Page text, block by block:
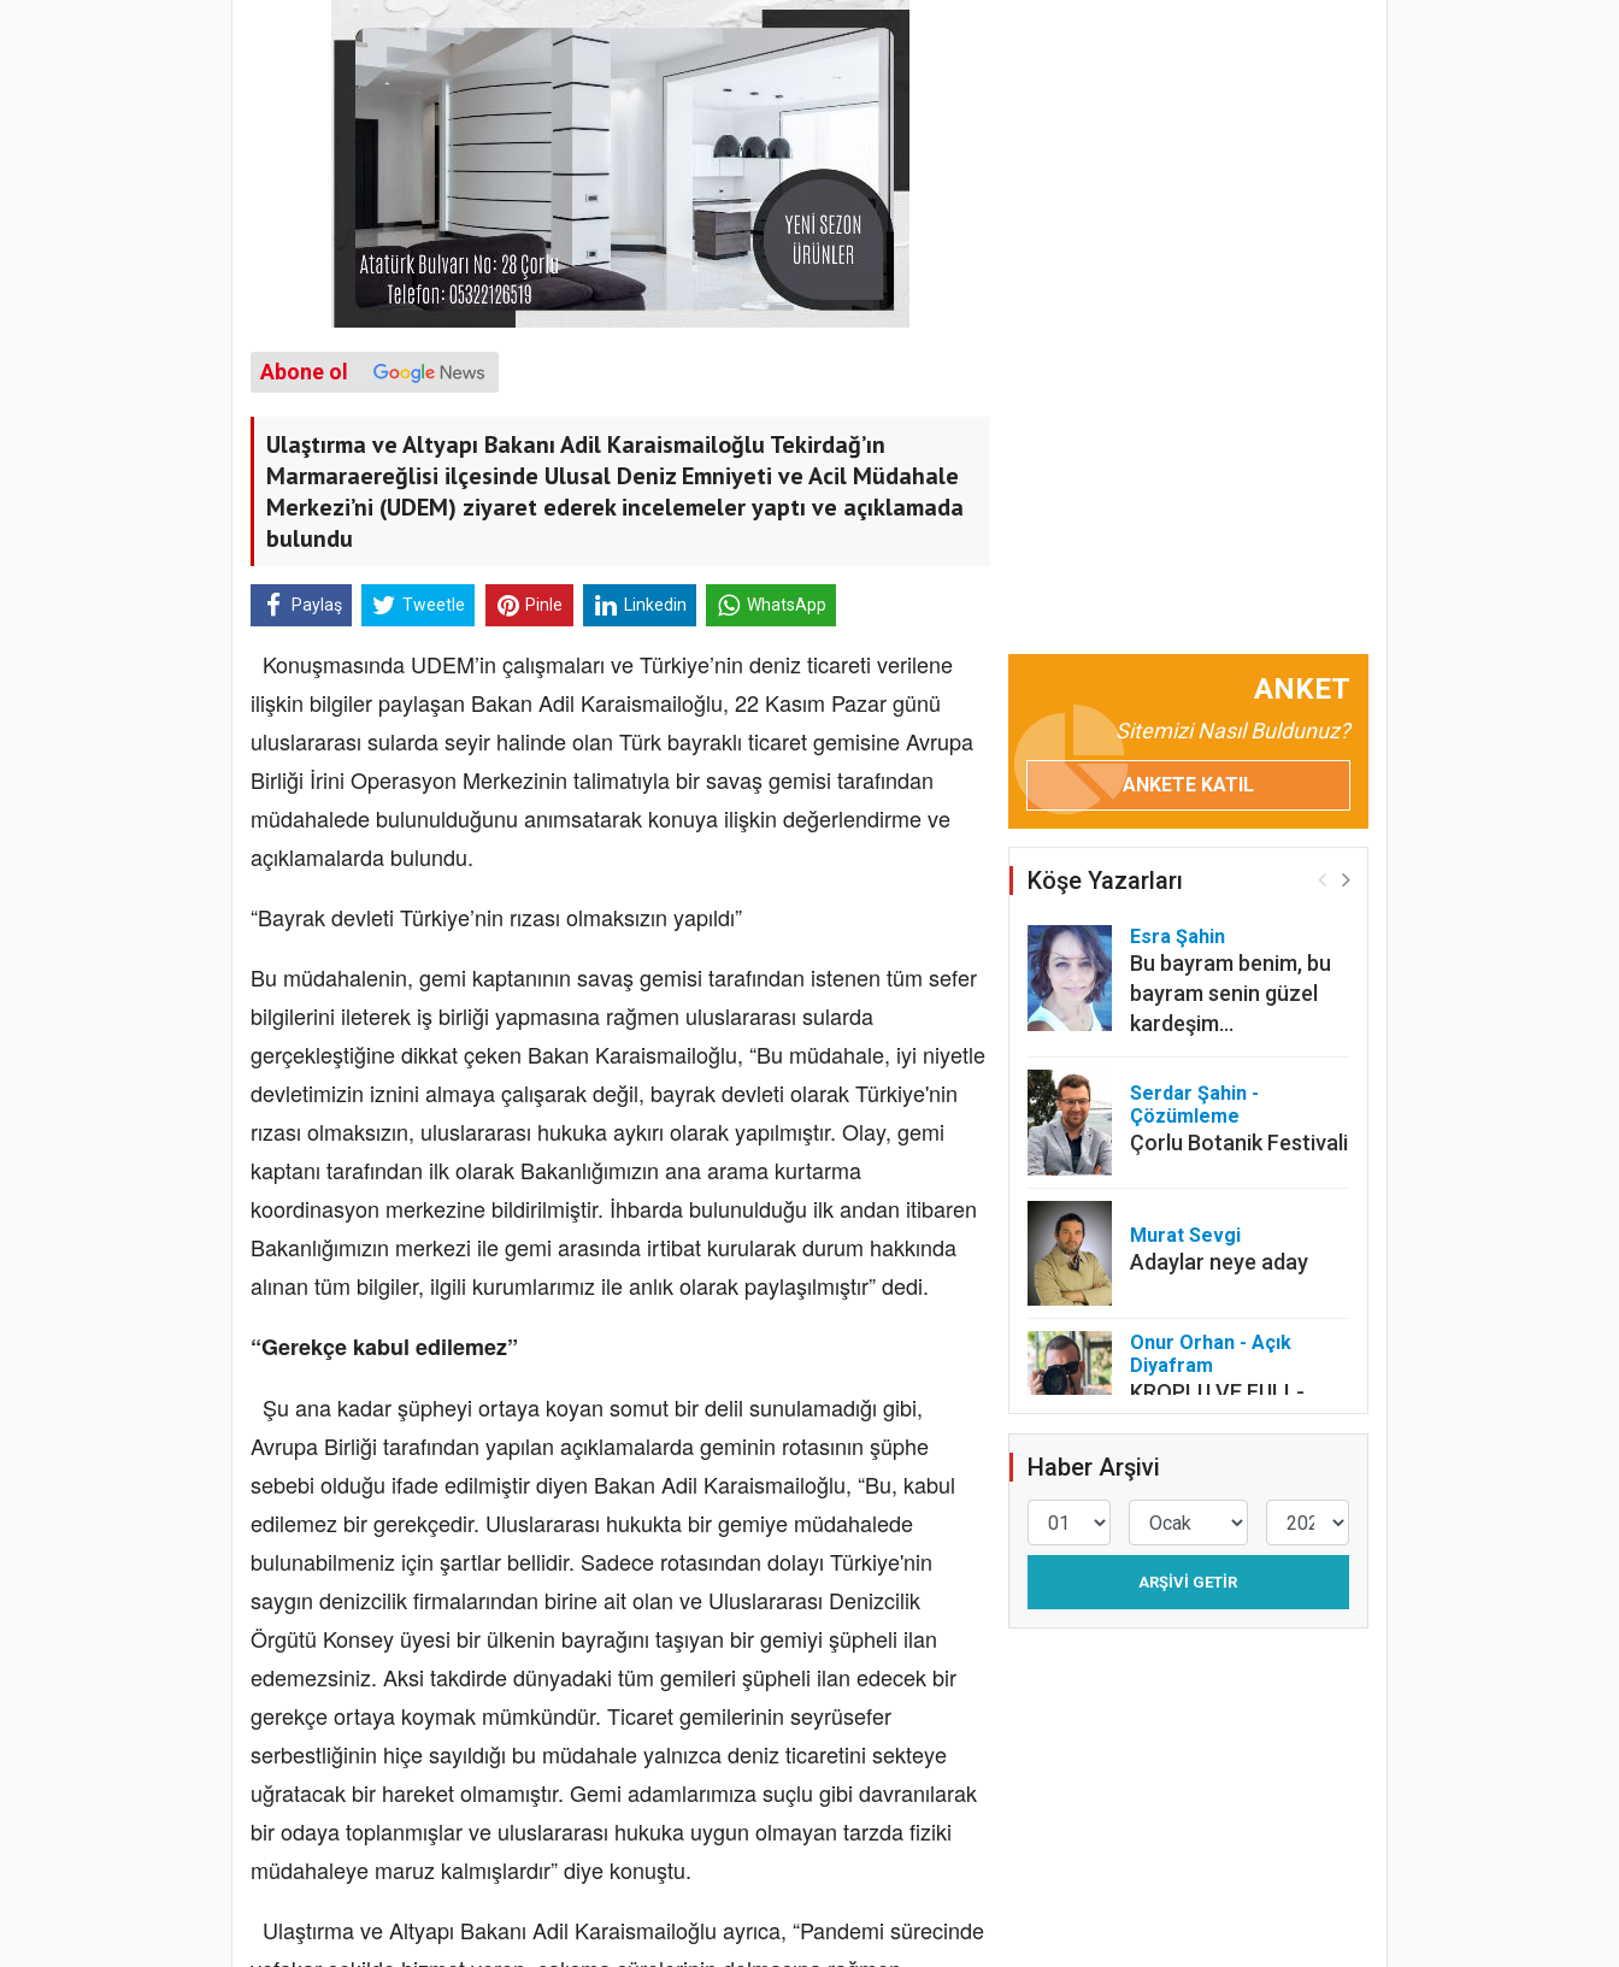
Abone ol
Ulaştırma ve Altyapı Bakanı Adil Karaismailoğlu Tekirdağ’ın
Marmaraereğlisi ilçesinde Ulusal Deniz Emniyeti ve Acil Müdahale
Merkezi’ni (UDEM) ziyaret ederek incelemeler yaptı ve açıklamada
bulundu
Paylaş Tweetle Pinle Linkedin WhatsApp
Konuşmasında UDEM’in çalışmaları ve Türkiye’nin deniz ticareti verilene
ilişkin bilgiler paylaşan Bakan Adil Karaismailoğlu, 22 Kasım Pazar günü
uluslararası sularda seyir halinde olan Türk bayraklı ticaret gemisine Avrupa
Birliği İrini Operasyon Merkezinin talimatıyla bir savaş gemisi tarafından
müdahalede bulunulduğunu anımsatarak konuya ilişkin değerlendirme ve
açıklamalarda bulundu.
“Bayrak devleti Türkiye’nin rızası olmaksızın yapıldı”
Bu müdahalenin, gemi kaptanının savaş gemisi tarafından istenen tüm sefer
bilgilerini ileterek iş birliği yapmasına rağmen uluslararası sularda
gerçekleştiğine dikkat çeken Bakan Karaismailoğlu, “Bu müdahale, iyi niyetle
devletimizin iznini almaya çalışarak değil, bayrak devleti olarak Türkiye'nin
rızası olmaksızın, uluslararası hukuka aykırı olarak yapılmıştır. Olay, gemi
kaptanı tarafından ilk olarak Bakanlığımızın ana arama kurtarma
koordinasyon merkezine bildirilmiştir. İhbarda bulunulduğu ilk andan itibaren
Bakanlığımızın merkezi ile gemi arasında irtibat kurularak durum hakkında
alınan tüm bilgiler, ilgili kurumlarımız ile anlık olarak paylaşılmıştır” dedi.
“Gerekçe kabul edilemez”
Şu ana kadar şüpheyi ortaya koyan somut bir delil sunulamadığı gibi,
Avrupa Birliği tarafından yapılan açıklamalarda geminin rotasının şüphe
sebebi olduğu ifade edilmiştir diyen Bakan Adil Karaismailoğlu, “Bu, kabul
edilemez bir gerekçedir. Uluslararası hukukta bir gemiye müdahalede
bulunabilmeniz için şartlar bellidir. Sadece rotasından dolayı Türkiye'nin
saygın denizcilik firmalarından birine ait olan ve Uluslararası Denizcilik
Örgütü Konsey üyesi bir ülkenin bayrağını taşıyan bir gemiyi şüpheli ilan
edemezsiniz. Aksi takdirde dünyadaki tüm gemileri şüpheli ilan edecek bir
gerekçe ortaya koymak mümkündür. Ticaret gemilerinin seyrüsefer
serbestliğinin hiçe sayıldığı bu müdahale yalnızca deniz ticaretini sekteye
uğratacak bir hareket olmamıştır. Gemi adamlarımıza suçlu gibi davranılarak
bir odaya toplanmışlar ve uluslararası hukuka uygun olmayan tarzda fiziki
müdahaleye maruz kalmışlardır” diye konuştu.
Ulaştırma ve Altyapı Bakanı Adil Karaismailoğlu ayrıca, “Pandemi sürecinde
ANKET
Sitemizi Nasıl Buldunuz?
ANKETE KATIL
Köşe Yazarları
Esra Şahin
Bu bayram benim, bu
bayram senin güzel
kardeşim…
Serdar Şahin -
Çözümleme
Çorlu Botanik Festivali
Murat Sevgi
Adaylar neye aday
Onur Orhan - Açık
Diyafram
KROPLU VE FULL-
FRAME
Levent Silistre
Kafalar Karışık
Haber Arşivi
ARŞIVI GETIR